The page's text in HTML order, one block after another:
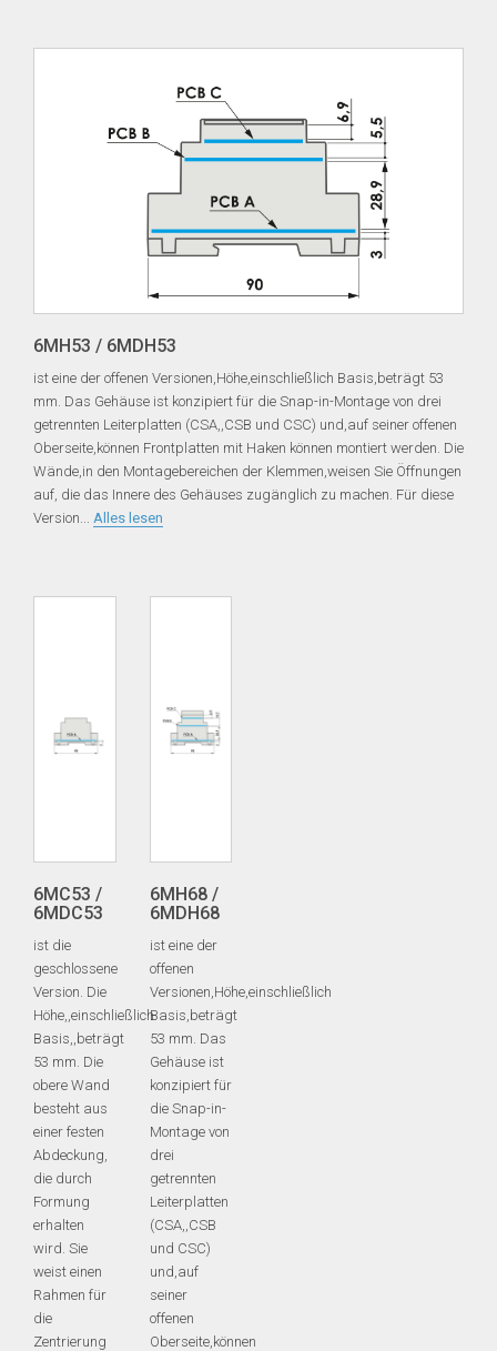
6MH53 / 6MDH53
ist eine der offenen Versionen,Höhe,einschließlich Basis,beträgt 53
mm. Das Gehäuse ist konzipiert für die Snap-in-Montage von drei
getrennten Leiterplatten (CSA,,CSB und CSC) und,auf seiner offenen
Oberseite,können Frontplatten mit Haken können montiert werden. Die
Wände,in den Montagebereichen der Klemmen,weisen Sie Öffnungen
auf, die das Innere des Gehäuses zugänglich zu machen. Für diese
Version... Alles lesen
6MC53 /
6MDC53
ist die
geschlossene
Version. Die
Höhe,,einschließlich
Basis,,beträgt
53 mm. Die
obere Wand
besteht aus
einer festen
Abdeckung,
die durch
Formung
erhalten
wird. Sie
weist einen
Rahmen für
die
Zentrierung
6MH68 /
6MDH68
ist eine der
offenen
Versionen,Höhe,einschließlich
Basis,beträgt
53 mm. Das
Gehäuse ist
konzipiert für
die Snap-in-
Montage von
drei
getrennten
Leiterplatten
(CSA,,CSB
und CSC)
und,auf
seiner
offenen
Oberseite,können